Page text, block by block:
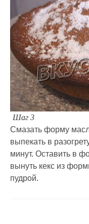
Шаг 3
Смазать форму
выпекать в
минут. Оставить в
вынуть кекс из
пудрой.